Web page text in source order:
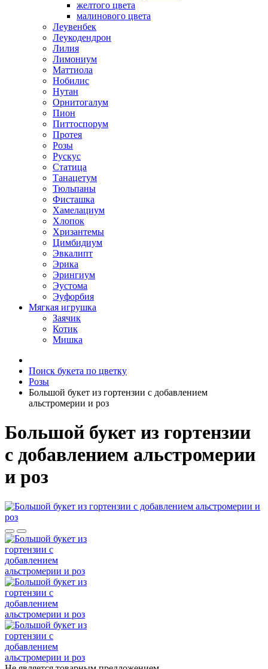
желтого цвета
малинового цвета
Леувенбек
Леукодендрон
Лилия
Лимониум
Маттиола
Нобилис
Нутан
Орнитогалум
Пион
Питтоспорум
Протея
Розы
Рускус
Статица
Танацетум
Тюльпаны
Фисташка
Хамелациум
Хлопок
Хризантемы
Цимбидиум
Эвкалипт
Эрика
Эрингиум
Эустома
Эуфорбия
Мягкая игрушка
Заячик
Котик
Мишка
Поиск букета по цветку
Розы
Большой букет из гортензии c добавлением
альстромерии и роз
Большой букет из гортензии
c добавлением альстромерии
и роз